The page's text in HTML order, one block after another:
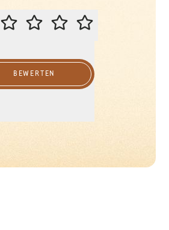
BITTE BEWERTEN SIE DIESES
BEWERTEN